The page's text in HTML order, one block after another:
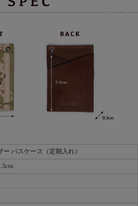
ー パスケース（定期入れ）